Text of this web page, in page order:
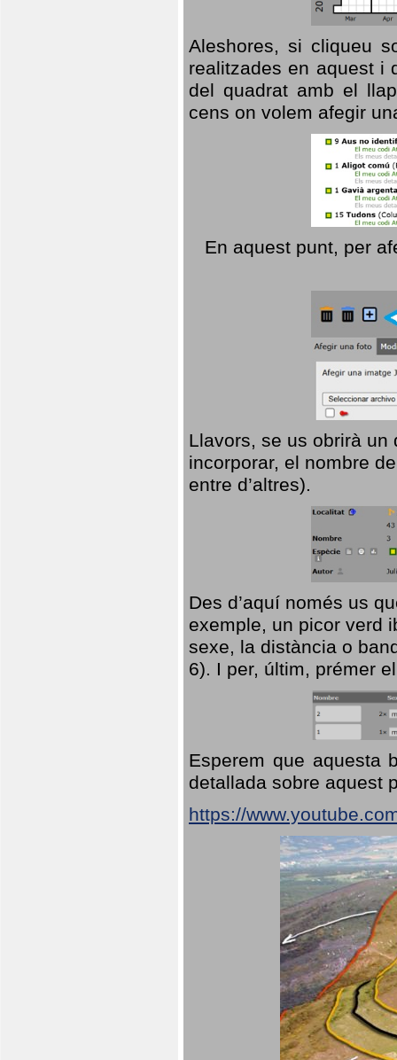
Aleshores, si cliqueu
realitzades en aquest i
del quadrat amb el
cens on volem afegir
En aquest punt, per
Llavors, se us obrirà
incorporar, el nombre
entre d’altres).
Des d’aquí només us
exemple, un picor verd
sexe, la distància o
6). I per, últim, prémer
Esperem que aquesta
detallada sobre aquest
https://